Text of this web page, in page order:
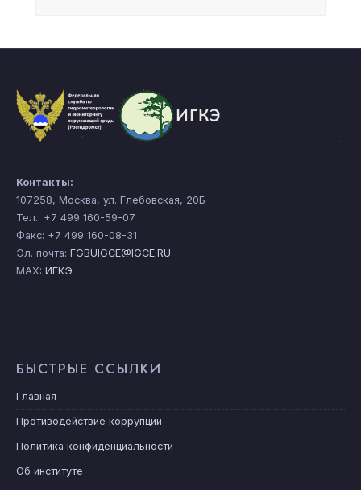
Контакты:
107258, Москва, ул. Глебовская, 20Б
Тел.: +7 499 160-59-07
Факс: +7 499 160-08-31
Эл. почта: FGBUIGCE@IGCE.RU
MAX: ИГКЭ
БЫСТРЫЕ ССЫЛКИ
Главная
Противодействие коррупции
Политика конфиденциальности
Об институте